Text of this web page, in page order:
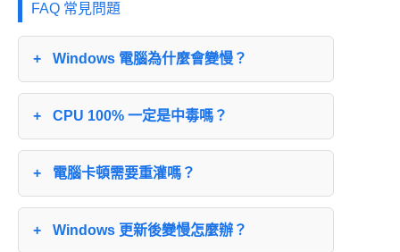
FAQ 常見問題
Windows 電腦為什麼會變慢？
CPU 100% 一定是中毒嗎？
電腦卡頓需要重灌嗎？
Windows 更新後變慢怎麼辦？